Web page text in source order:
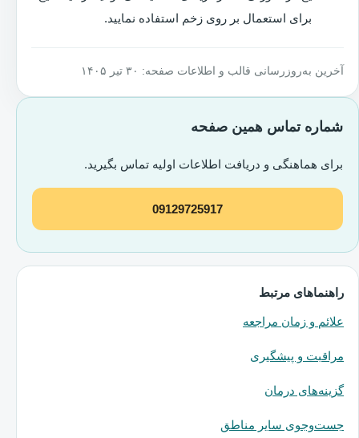
برای استعمال بر روی زخم استفاده نمایید.
آخرین به‌روزرسانی قالب و اطلاعات صفحه: ۳۰ تیر ۱۴۰۵
شماره تماس همین صفحه
برای هماهنگی و دریافت اطلاعات اولیه تماس بگیرید.
09129725917
راهنماهای مرتبط
علائم و زمان مراجعه
مراقبت و پیشگیری
گزینه‌های درمان
جست‌وجوی سایر مناطق